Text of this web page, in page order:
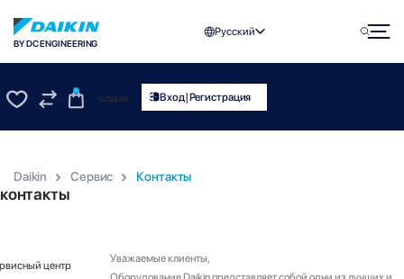
BY DC ENGINEERING
Русский
0
UZS0.00 Вход|Регистрация
Daikin Сервис Контакты
контакты
центр
Уважаемые клиенты,